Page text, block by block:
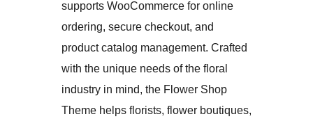
supports WooCommerce for online
ordering, secure checkout, and
product catalog management. Crafted
with the unique needs of the floral
industry in mind, the Flower Shop
Theme helps florists, flower boutiques,